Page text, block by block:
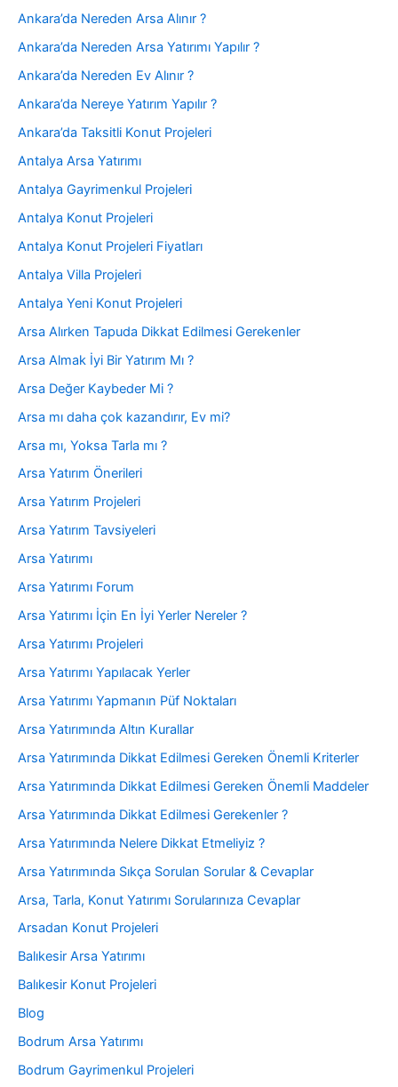
Ankara’da Nereden Arsa Alınır ?
Ankara’da Nereden Arsa Yatırımı Yapılır ?
Ankara’da Nereden Ev Alınır ?
Ankara’da Nereye Yatırım Yapılır ?
Ankara’da Taksitli Konut Projeleri
Antalya Arsa Yatırımı
Antalya Gayrimenkul Projeleri
Antalya Konut Projeleri
Antalya Konut Projeleri Fiyatları
Antalya Villa Projeleri
Antalya Yeni Konut Projeleri
Arsa Alırken Tapuda Dikkat Edilmesi Gerekenler
Arsa Almak İyi Bir Yatırım Mı ?
Arsa Değer Kaybeder Mi ?
Arsa mı daha çok kazandırır, Ev mi?
Arsa mı, Yoksa Tarla mı ?
Arsa Yatırım Önerileri
Arsa Yatırım Projeleri
Arsa Yatırım Tavsiyeleri
Arsa Yatırımı
Arsa Yatırımı Forum
Arsa Yatırımı İçin En İyi Yerler Nereler ?
Arsa Yatırımı Projeleri
Arsa Yatırımı Yapılacak Yerler
Arsa Yatırımı Yapmanın Püf Noktaları
Arsa Yatırımında Altın Kurallar
Arsa Yatırımında Dikkat Edilmesi Gereken Önemli Kriterler
Arsa Yatırımında Dikkat Edilmesi Gereken Önemli Maddeler
Arsa Yatırımında Dikkat Edilmesi Gerekenler ?
Arsa Yatırımında Nelere Dikkat Etmeliyiz ?
Arsa Yatırımında Sıkça Sorulan Sorular & Cevaplar
Arsa, Tarla, Konut Yatırımı Sorularınıza Cevaplar
Arsadan Konut Projeleri
Balıkesir Arsa Yatırımı
Balıkesir Konut Projeleri
Blog
Bodrum Arsa Yatırımı
Bodrum Gayrimenkul Projeleri